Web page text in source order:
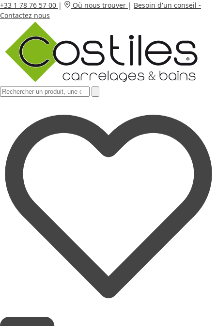
+33 1 78 76 57 00 | Où nous trouver | Besoin d'un conseil -
Contactez nous